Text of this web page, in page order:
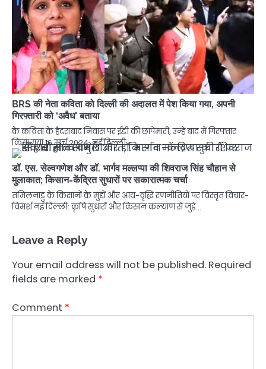
BRS की नेता कविता को दिल्ली की अदालत में पेश किया गया, अपनी
गिरफ्तारी को ‘अवैध’ बताया
के कविता के हैदराबाद निवास पर ईडी की छापेमारी, उन्हें बाद में गिरफ्तार
किया गया 16 मार्च 2024, नई दिल्ली…
डॉ. एस. सेल्वगणेश और डॉ. भार्गव मल्लप्पा की शिवराज सिंह चौहान से
मुलाकात; किसान-केंद्रित सुधारों पर सकारात्मक चर्चा
तमिलनाडु के किसानों के मुद्दों और आय-वृद्धि रणनीतियों पर विस्तृत विचार-
विमर्श नई दिल्ली: कृषि सुधारों और किसान कल्याण से जुड़े…
Leave a Reply
Your email address will not be published. Required
fields are marked *
Comment *